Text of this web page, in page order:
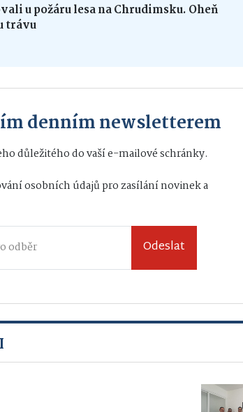
u požáru lesa na Chrudimsku. Oheň
trávu
denním newsletterem
důležitého do vaší e-mailové schránky.
osobních údajůpro zasílání novinek a
Odeslat